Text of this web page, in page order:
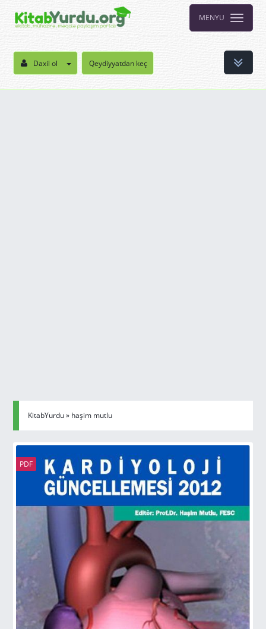
MENYU
Daxil ol Qeydiyyatdan keç
KitabYurdu» haşim mutlu
PDF